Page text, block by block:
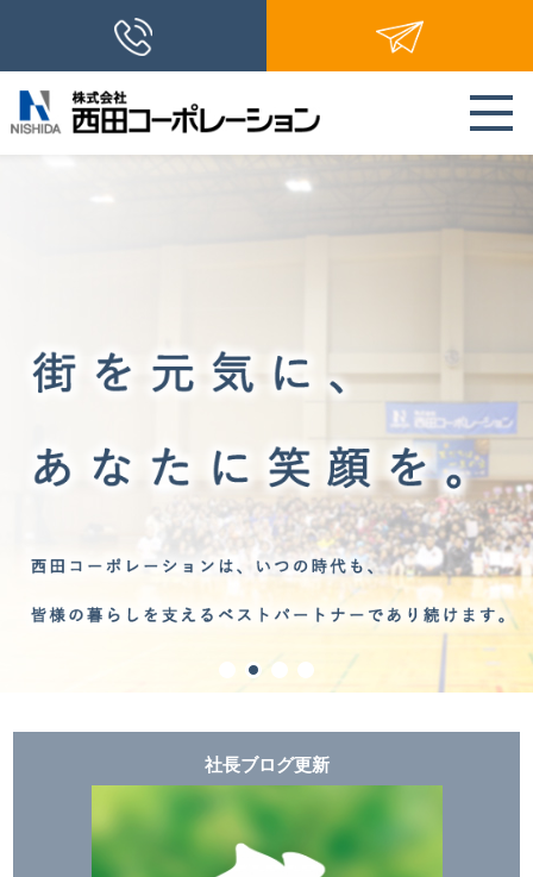
社長ブログ更新